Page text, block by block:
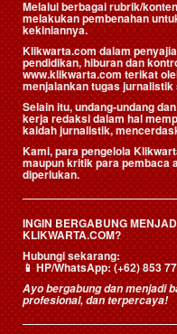
Melalui berbagai rubrik/
melakukan pembenahan
kekiniannya.
Klikwarta.com dalam
pendidikan, hiburan dan
www.klikwarta.com terikat
menjalankan tugas jurnalistik
Selain itu, undang-undang
kerja redaksi dalam hal
kaidah jurnalistik,
Kami, para pengelola
maupun kritik para pembaca
diperlukan.
INGIN BERGABUNG
KLIKWARTA.COM?
Hubungi sekarang:
📱HP/WhatsApp:(+62) 853
Ayo bergabung dan menjadi
profesional, dan terpercaya!